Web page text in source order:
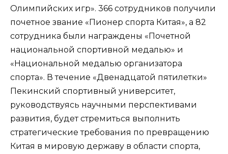
Олимпийских игр». 366 сотрудников получили
почетное звание «Пионер спорта Китая», а 82
сотрудника были награждены «Почетной
национальной спортивной медалью» и
«Национальной медалью организатора
спорта». В течение «Двенадцатой пятилетки»
Пекинский спортивный университет,
руководствуясь научными перспективами
развития, будет стремиться выполнить
стратегические требования по превращению
Китая в мировую державу в области спорта,